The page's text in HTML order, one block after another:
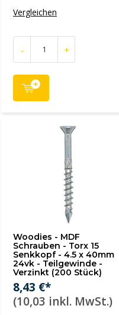
Vergleichen
- +
Woodies - MDF
Schrauben - Torx 15
Senkkopf - 4.5 x 40mm
24vk - Teilgewinde -
Verzinkt (200 Stück)
8,43 €*
(10,03 inkl. MwSt.)